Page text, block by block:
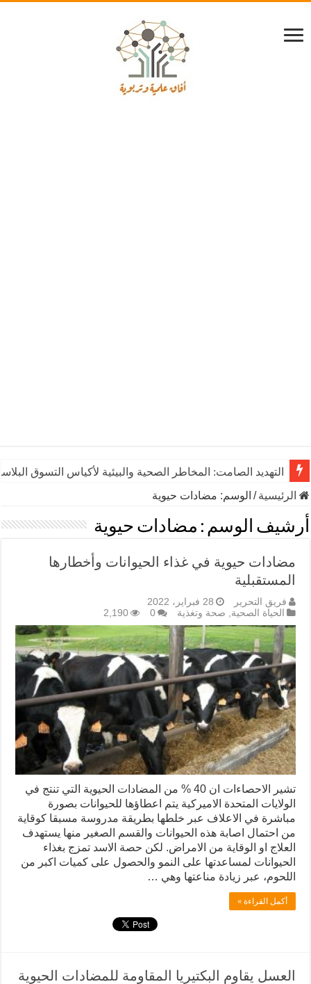
التهديد الصامت: المخاطر الصحية والبيئية لأكياس التسوق
الرئيسية/ الوسم: مضادات حيوية
أرشيف الوسم : مضادات حيوية
مضادات حيوية في غذاء الحيوانات وأخطارها
المستقبلية
فريق التحرير
28 فبراير، 2022
الحياة الصحية, صحة وتغذية 0
2,190
تشير الاحصاءات ان 40 % من المضادات الحيوية التي تنتج في
الولايات المتحدة الاميركية يتم اعطاؤها للحيوانات بصورة
مباشرة في الاعلاف عبر خلطها بطريقة مدروسة مسبقا كوقاية
من احتمال اصابة هذه الحيوانات والقسم الصغير منها يستهدف
العلاج او الوقاية من الامراض. لكن حصة الاسد تمزج بغذاء
الحيوانات لمساعدتها على النمو والحصول على كميات اكبر من
اللحوم، عبر زيادة مناعتها وهي …
أكمل القراءة »
العسل يقاوم البكتيريا المقاومة للمضادات الحيوية